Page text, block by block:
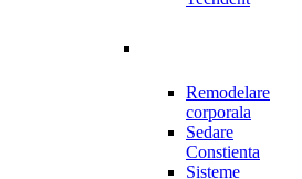
Remodelare
corporala
Sedare
Constienta
Sisteme